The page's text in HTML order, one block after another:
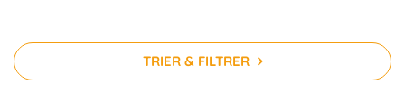
TRIER & FILTRER